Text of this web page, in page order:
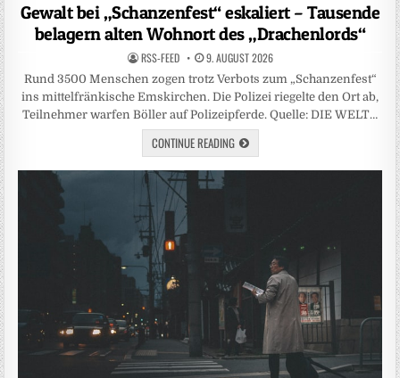
Gewalt bei „Schanzenfest“ eskaliert – Tausende
belagern alten Wohnort des „Drachenlords“
RSS-FEED 9. AUGUST 2026
Rund 3500 Menschen zogen trotz Verbots zum „Schanzenfest“
ins mittelfränkische Emskirchen. Die Polizei riegelte den Ort ab,
Teilnehmer warfen Böller auf Polizeipferde. Quelle: DIE WELT…
CONTINUE READING